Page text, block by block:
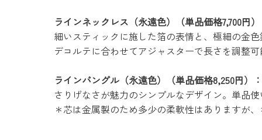
ラインネックレス（永遠色）（単品価格7,700円
細いスティックに施した箔の表情と、極細の金
デコルテに合わせてアジャスターで長さを調整
ラインバングル（永遠色）（単品価格8,250円）：
さりげなさが魅力のシンプルなデザイン。単品
＊芯は金属製のため多少の柔軟性はありますが